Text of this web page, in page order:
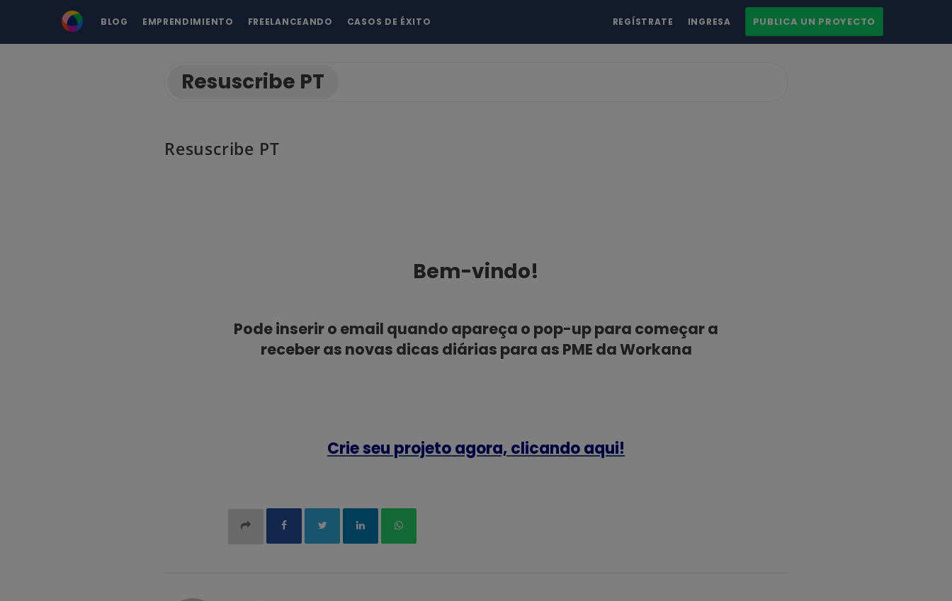
BLOG EMPRENDIMIENTO FREELANCEANDO CASOS DE ÉXITO REGÍSTRATE INGRESA PUBLICA UN PROYECTO
Resuscribe PT
Resuscribe PT
Bem-vindo!
Pode inserir o email quando apareça o pop-up para começar a
receber as novas dicas diárias para as PME da Workana
Crie seu projeto agora, clicando aqui!